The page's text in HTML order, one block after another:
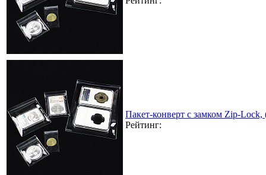
Пакет-конверт с замком Zip-
Рейтинг: